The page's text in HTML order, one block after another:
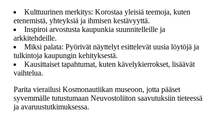
Kulttuurinen merkitys: Korostaa yleisiä teemoja, kuten
etenemistä, yhteyksiä ja ihmisen kestävyyttä.
Inspiroi arvostusta kaupunkia suunnitelleille ja
arkkitehdeille.
Miksi palata: Pyörivät näyttelyt esittelevät uusia löytöjä ja
tulkintoja kaupungin kehityksestä.
Kausittaiset tapahtumat, kuten kävelykierrokset, lisäävät
vaihtelua.
Parita vierailusi Kosmonautiikan museoon, jotta pääset
syvemmälle tutustumaan Neuvostoliiton saavutuksiin tieteessä
ja avaruustutkimuksessa.